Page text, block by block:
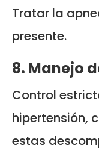
Tratar la
presente.
8. Manejo
Control
hipertensión,
estas